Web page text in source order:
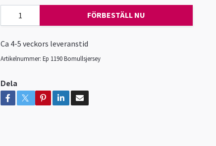
FÖRBESTÄLL NU
Ca 4-5 veckors leveranstid
Artikelnummer: Ep 1190 Bomullsjersey
Dela